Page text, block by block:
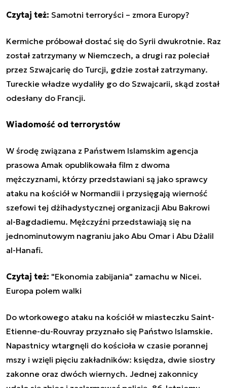
Czytaj też: Samotni terroryści – zmora Europy?
Kermiche próbował dostać się do Syrii dwukrotnie. Raz
został zatrzymany w Niemczech, a drugi raz poleciał
przez Szwajcarię do Turcji, gdzie został zatrzymany.
Tureckie władze wydaliły go do Szwajcarii, skąd został
odesłany do Francji.
Wiadomość od terrorystów
W środę związana z Państwem Islamskim agencja
prasowa Amak opublikowała film z dwoma
mężczyznami, którzy przedstawiani są jako sprawcy
ataku na kościół w Normandii i przysięgają wierność
szefowi tej dżihadystycznej organizacji Abu Bakrowi
al-Bagdadiemu. Mężczyźni przedstawiają się na
jednominutowym nagraniu jako Abu Omar i Abu Dżalil
al-Hanafi.
Czytaj też: "Ekonomia zabijania" zamachu w Nicei.
Europa polem walki
Do wtorkowego ataku na kościół w miasteczku Saint-
Etienne-du-Rouvray przyznało się Państwo Islamskie.
Napastnicy wtargnęli do kościoła w czasie porannej
mszy i wzięli pięciu zakładników: księdza, dwie siostry
zakonne oraz dwóch wiernych. Jednej zakonnicy